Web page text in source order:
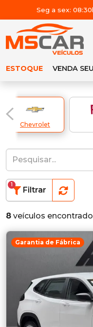
Seg a sex:
ESTOQUE VENDA
Chevrolet
Filtrar
1
8 veículos
Garantia de Fábrica